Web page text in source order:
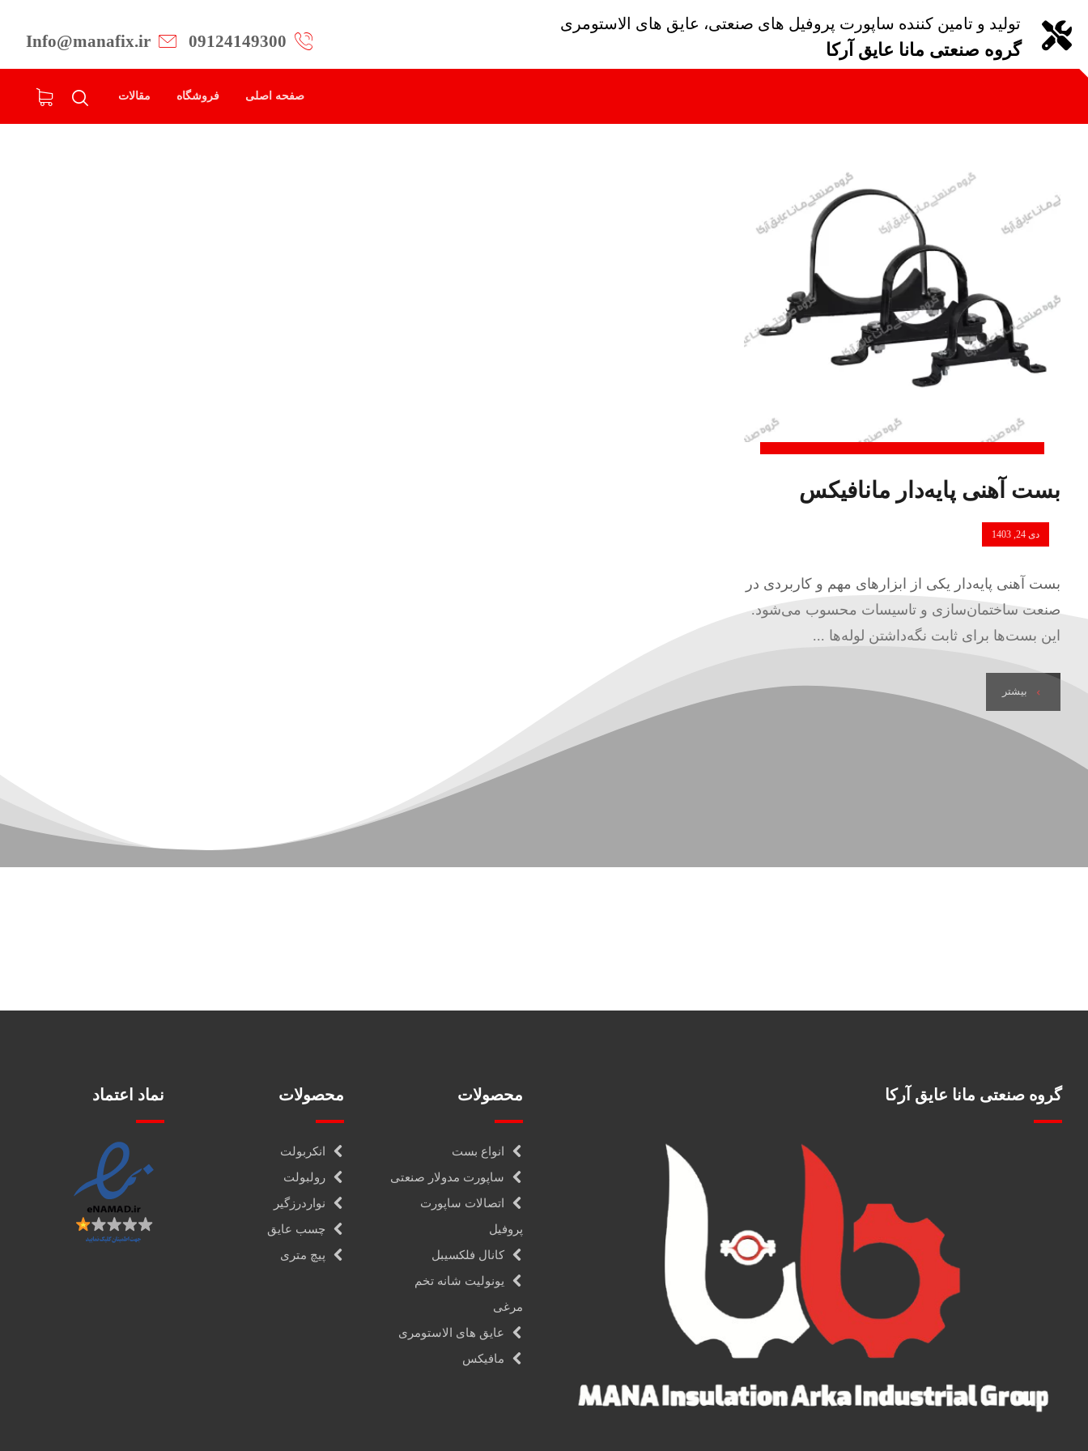
تولید و تامین کننده ساپورت پروفیل های صنعتی، عایق های الاستومری
گروه صنعتی مانا عایق آرکا Info@manafix.ir 09124149300
صفحه اصلی فروشگاه مقالات
بست آهنی پایه‌دار مانافیکس
دی 24, 1403
بست آهنی پایه‌دار یکی از ابزارهای مهم و کاربردی در
صنعت ساختمان‌سازی و تاسیسات محسوب می‌شود.
این بست‌ها برای ثابت نگه‌داشتن لوله‌ها ...
بیشتر
گروه صنعتی مانا عایق آرکا محصولات
انواع بست
ساپورت مدولار صنعتی
اتصالات ساپورت
پروفیل
کانال فلکسیبل
یونولیت شانه تخم
مرغی
عایق های الاستومری
مافیکس
محصولات
انکربولت
رولبولت
نواردرزگیر
چسب عایق
پیچ متری
نماد اعتماد